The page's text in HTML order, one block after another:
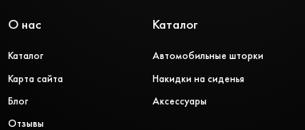
О нас
Каталог
Карта сайта
Блог
Отзывы
Каталог
Автомобильные шторки
Накидки на сиденья
Аксессуары